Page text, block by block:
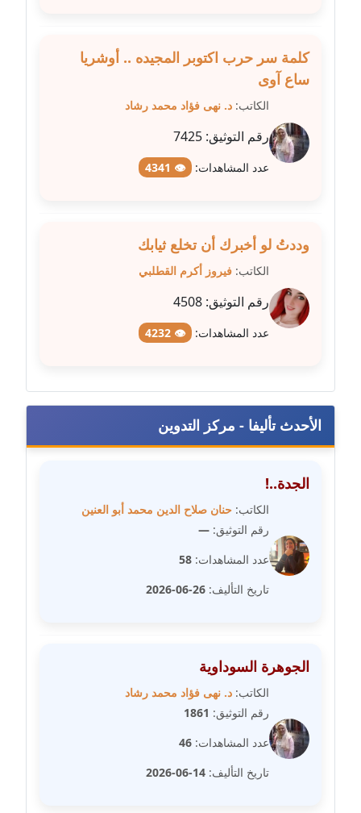
مدونة فاطمة حجازي
عاملة
عاملة
مدونة فيروز القطلبي
مدونة كريمان سالم
عاملة
مدونة كنوز صلاح
مدونة ليلى سرحان
عاملة
مدونة مارية محمد
مدونة مبارك عابد
عاملة
مدونة محاسن علي
مدونة محمد ابو النور
عاملة
مدونة محمد التجاني
عاملة
مدونة محمد الشافعي
كلمة سر حرب اكتوبر المجيده .. أوشريا
ساع آوى
الكاتب: د. نهى فؤاد محمد رشاد
رقم التوثيق: 7425
عدد المشاهدات: 👁 4341
وددتُ لو أخبرك أن تخلع ثيابك
الكاتب: فيروز أكرم القطلبي
رقم التوثيق: 4508
عدد المشاهدات: 👁 4232
الأحدث تأليفا - مركز التدوين
الجدة..!
الكاتب: حنان صلاح الدين محمد أبو العنين
رقم التوثيق: —
عدد المشاهدات: 58
تاريخ التأليف: 26-06-2026
الجوهرة السوداوية
الكاتب: د. نهى فؤاد محمد رشاد
رقم التوثيق: 1861
عدد المشاهدات: 46
تاريخ التأليف: 14-06-2026